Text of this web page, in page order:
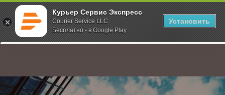
Курьер Сервис Экспресс
Courier Service LLC
Бесплатно - в Google Play
Установить
;
Главная О компании Новости Задержки доставок по Донецкой